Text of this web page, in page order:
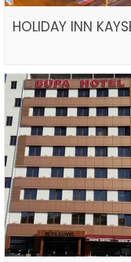
HOLIDAY INN